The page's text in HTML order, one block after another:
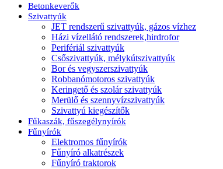
Betonkeverők
Szivattyúk
JET rendszerű szivattyúk, gázos vízhez
Házi vízellátó rendszerek,hirdrofor
Perifériál szivattyúk
Csőszivattyúk, mélykútszivattyúk
Bor és vegyszerszivattyúk
Robbanómotoros szivattyúk
Keringető és szolár szivattyúk
Merülő és szennyvízszivattyúk
Szivattyú kiegészítők
Fűkaszák, fűszegélynyírók
Fűnyírók
Elektromos fűnyírók
Fűnyíró alkatrészek
Fűnyíró traktorok